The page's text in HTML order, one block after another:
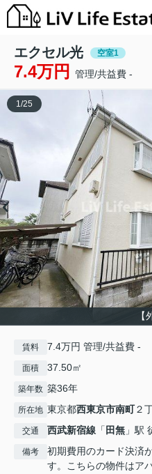
エクセル光 空室1
7.4万円 管理/共益費 -
【
1/25
賃料 7.4万円 管理/共益費 -
面積 37.50㎡
築年数 築36年
所在地 東京都西東京市南町２
交通 西武新宿線 「 田無 」駅
備考
初期費用のカード決済
す。こちらの物件はア